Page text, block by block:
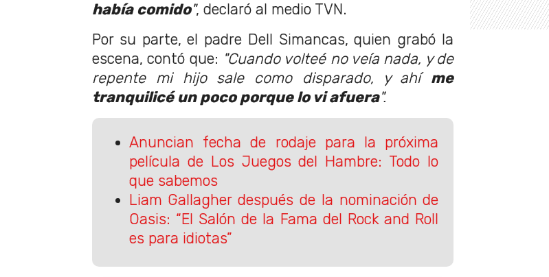
había comido", declaró al medio TVN.
Por su parte, el padre Dell Simancas, quien grabó la
escena, contó que: "Cuando volteé no veía nada, y de
repente mi hijo sale como disparado, y ahí me
tranquilicé un poco porque lo vi afuera".
Anuncian fecha de rodaje para la próxima
película de Los Juegos del Hambre: Todo lo
que sabemos
Liam Gallagher después de la nominación de
Oasis: “El Salón de la Fama del Rock and Roll
es para idiotas”